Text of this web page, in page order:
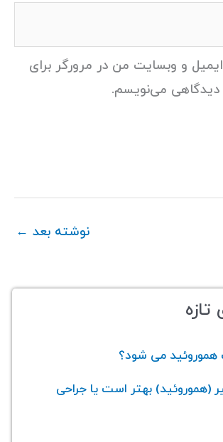
ایمیل و وبسایت من در مرورگر برای
دیدگاهی می‌نویسم.
نوشته بعد ←
هموروئید می‌ شود؟
(هموروئید) بهتر است یا جراحی